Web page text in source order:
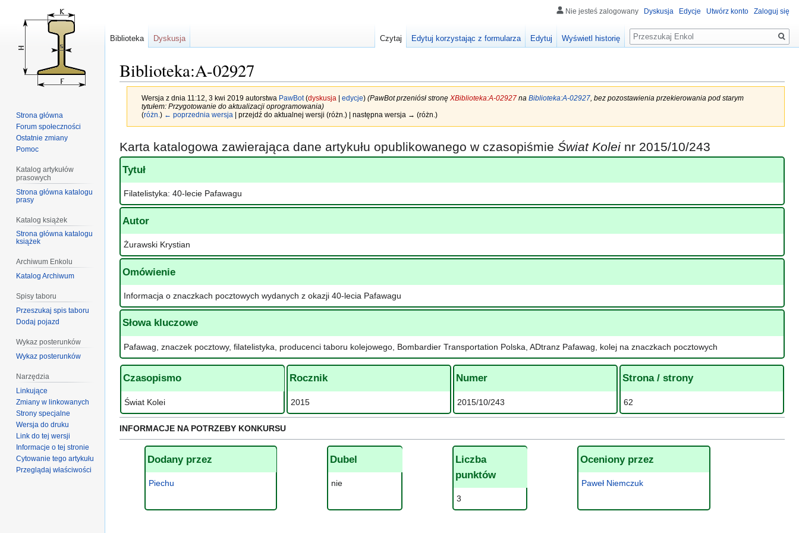
Biblioteka:A-02927
Wersja z dnia 11:12, 3 kwi 2019 autorstwa PawBot (dyskusja edycje) (PawBot przeniósł stronę XBiblioteka:A-02927na Biblioteka:A-02927, bez pozostawienia przekierowania pod starym
tytułem: Przygotowanie do aktualizacji oprogramowania)
(różn. ) ← poprzednia wersja | przejdź do aktualnej wersji (różn.) | następna wersja → (różn.)
Przejdź
do
nawigacji
Przejdź
do
wyszukiwania
Karta katalogowa zawierająca dane artykułu opublikowanego w czasopiśmie Świat Kolei nr 2015/10/243
Tytuł
Filatelistyka: 40-lecie Pafawagu
Autor
Żurawski Krystian
Omówienie
Informacja o znaczkach pocztowych wydanych z okazji 40-lecia Pafawagu
Słowa kluczowe
Pafawag, znaczek pocztowy, filatelistyka, producenci taboru kolejowego, Bombardier Transportation Polska, ADtranz Pafawag, kolej na znaczkach pocztowych
Czasopismo
Świat Kolei
Rocznik
2015
Numer
2015/10/243
Strona / strony
62
INFORMACJE NA POTRZEBY KONKURSU
Dodany przez
Piechu
Dubel
nie
Liczba
punktów
3
Oceniony przez
Paweł Niemczuk
Nie jesteś zalogowany Dyskusja Edycje Utwórz konto Zaloguj się
Biblioteka Dyskusja Czytaj Edytuj korzystając z formularza Edytuj Wyświetl historię
Szukaj
Strona główna
Forum społeczności
Ostatnie zmiany
Pomoc
Katalog artykułów
prasowych
Strona główna katalogu
prasy
Katalog książek
Strona główna katalogu
książek
Archiwum Enkolu
Katalog Archiwum
Spisy taboru
Przeszukaj spis taboru
Dodaj pojazd
Wykaz posterunków
Wykaz posterunków
Narzędzia
Linkujące
Zmiany w linkowanych
Strony specjalne
Wersja do druku
Link do tej wersji
Informacje o tej stronie
Cytowanie tego artykułu
Przeglądaj właściwości